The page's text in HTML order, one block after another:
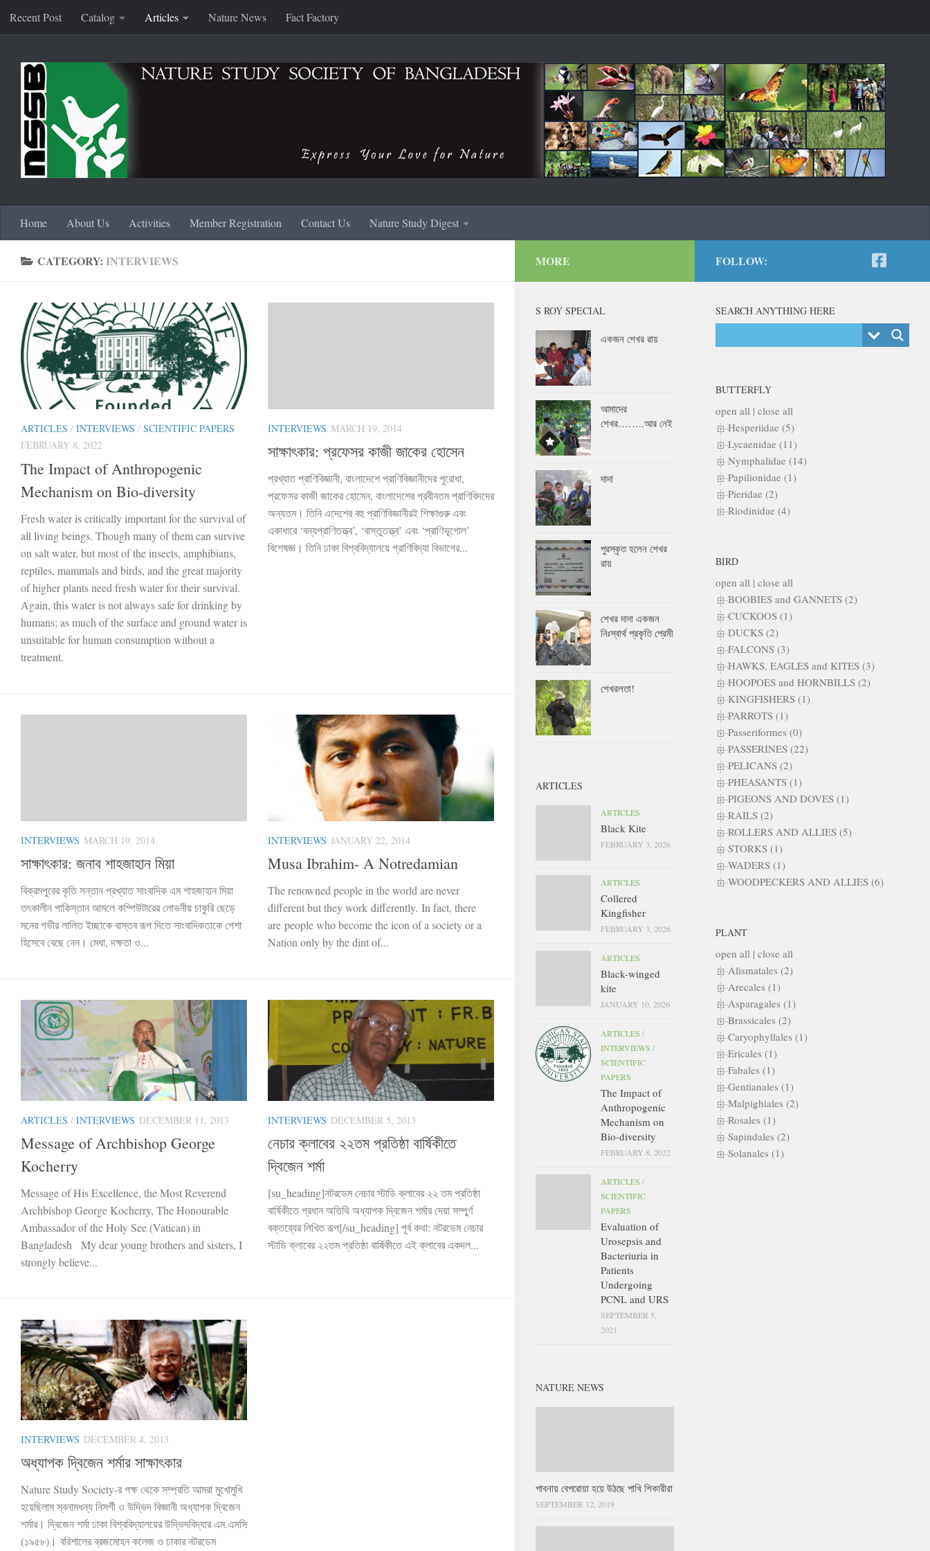
Skip to content
Recent Post Catalog Articles Nature News Fact Factory
Home About Us Activities Member Registration Contact Us Nature Study Digest
CATEGORY: INTERVIEWS
ARTICLES / INTERVIEWS / SCIENTIFIC PAPERS
FEBRUARY 8, 2022
The Impact of Anthropogenic
Mechanism on Bio-diversity
Fresh water is critically important for the survival of
all living beings. Though many of them can survive
on salt water, but most of the insects, amphibians,
reptiles, mammals and birds, and the great majority
of higher plants need fresh water for their survival.
Again, this water is not always safe for drinking by
humans; as much of the surface and ground water is
unsuitable for human consumption without a
treatment.
INTERVIEWS MARCH 19, 2014
সাক্ষাৎকার: প্রফেসর কাজী জাকের হোসেন
প্রখ্যাত প্রাণিবিজ্ঞানী, বাংলাদেশে প্রাণিবিজ্ঞানীদের পুরোধা,
প্রফেসর কাজী জাকের হোসেন, বাংলাদেশের প্রবীনতম প্রাণিবিদদের
অন্যতম। তিনি এদেশের বহু প্রাণিবিজ্ঞানীরই শিক্ষাগুরু এবং
একাধারে ‘বন্যপ্রাণিতত্ত্ব’, ‘বাস্তুতত্ত্ব’ এবং ‘প্রাণিভূগোল’
বিশেষজ্ঞ। তিনি ঢাকা বিশ্ববিদ্যালয়ে প্রাণিবিদ্যা বিভাগের...
INTERVIEWS MARCH 19, 2014
সাক্ষাৎকার: জনাব শাহজাহান মিয়া
বিক্রমপুরের কৃতি সন্তান প্রখ্যাত সাংবাদিক এম শাহজাহান মিয়া
তৎকালীন পাকিস্তান আমলে কম্পিউটারের লোভনীয় চাকুরি ছেড়ে
মনের গভীর লালিত ইচ্ছাকে বাস্তব রূপ দিতে সাংবাদিকতাকে পেশা
হিসেবে বেছে নেন। মেধা, দক্ষতা ও...
INTERVIEWS JANUARY 22, 2014
Musa Ibrahim- A Notredamian
The renowned people in the world are never
different but they work differently. In fact, there
are people who become the icon of a society or a
Nation only by the dint of...
ARTICLES / INTERVIEWS DECEMBER 11, 2013
Message of Archbishop George
Kocherry
Message of His Excellence, the Most Reverend
Archbishop George Kocherry, The Honourable
Ambassador of the Holy See (Vatican) in
Bangladesh My dear young brothers and sisters, I
strongly believe...
INTERVIEWS DECEMBER 5, 2013
নেচার ক্লাবের ২২তম প্রতিষ্ঠা বার্ষিকীতে
দ্বিজেন শর্মা
[su_heading]নটরডেম নেচার স্টাডি ক্লাবের ২২ তম প্রতিষ্ঠা
বার্ষিকীতে প্রধান অতিথি অধ্যাপক দ্বিজেন শর্মার দেয়া সম্পুর্ণ
বক্তব্যের লিখিত রূপ[/su_heading] পূর্ব কথা: নটরডেম নেচার
স্টাডি ক্লাবের ২২তম প্রতিষ্ঠা বার্ষিকীতে এই ক্লাবের একদল...
INTERVIEWS DECEMBER 4, 2013
অধ্যাপক দ্বিজেন শর্মার সাক্ষাৎকার
Nature Study ‍Society-র পক্ষ থেকে সম্প্রতি আমরা মুখোমুখি
হয়েছিলাম স্বনামধন্য নিসর্গী ও উদ্ভিদ বিজ্ঞানী অধ্যাপক দ্বিজেন
শর্মার। দ্বিজেন শর্মা ঢাকা বিশ্ববিদ্যালয়ের উদ্ভিদবিদ্যার এম.এসসি
(১৯৫৮)। বরিশালের ব্রজমোহন কলেজ ও ঢাকার নটরডেম
FOLLOW:
SEARCH ANYTHING HERE
BUTTERFLY
open all | close all
Hesperiidae (5)
Lycaenidae (11)
Nymphalidae (14)
Papilionidae (1)
Pieridae (2)
Riodinidae (4)
BIRD
open all | close all
BOOBIES and GANNETS (2)
CUCKOOS (1)
DUCKS (2)
FALCONS (3)
HAWKS, EAGLES and KITES (3)
HOOPOES and HORNBILLS (2)
KINGFISHERS (1)
PARROTS (1)
Passeriformes (0)
PASSERINES (22)
PELICANS (2)
PHEASANTS (1)
PIGEONS AND DOVES (1)
RAILS (2)
ROLLERS AND ALLIES (5)
STORKS (1)
WADERS (1)
WOODPECKERS AND ALLIES (6)
PLANT
open all | close all
Alismatales (2)
Arecales (1)
Asparagales (1)
Brassicales (2)
Caryophyllales (1)
Ericales (1)
Fabales (1)
Gentianales (1)
Malpighiales (2)
Rosales (1)
Sapindales (2)
Solanales (1)
MORE
S ROY SPECIAL
একজন শেখর রায়
আমাদের
শেখর……..আর নেই
দাদা
পুরস্কৃত হলেন শেখর
রায়
শেখর দাদা একজন
নিঃস্বার্থ প্রকৃতি প্রেমী
শেখরলতা!
ARTICLES
ARTICLES
Black Kite
FEBRUARY 3, 2026
ARTICLES
Collered
Kingfisher
FEBRUARY 3, 2026
ARTICLES
Black-winged
kite
JANUARY 10, 2026
ARTICLES /
INTERVIEWS /
SCIENTIFIC
PAPERS
The Impact of
Anthropogenic
Mechanism on
Bio-diversity
FEBRUARY 8, 2022
ARTICLES /
SCIENTIFIC
PAPERS
Evaluation of
Urosepsis and
Bacteriuria in
Patients
Undergoing
PCNL and URS
SEPTEMBER 5,
2021
NATURE NEWS
পাবনায় বেপরোয়া হয়ে উঠছে পাখি শিকারীরা
SEPTEMBER 12, 2019